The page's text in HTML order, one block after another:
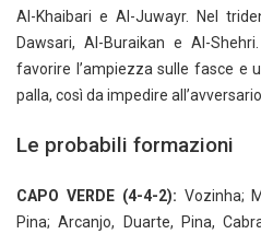
Al-Khaibari e Al-Juwayr. Nel
Dawsari, Al-Buraikan e Al-
favorire l’ampiezza sulle fasce e
palla, così da impedire
Le probabili formazioni
CAPO VERDE (4-4-2): Vozinha;
Pina; Arcanjo, Duarte, Pina,